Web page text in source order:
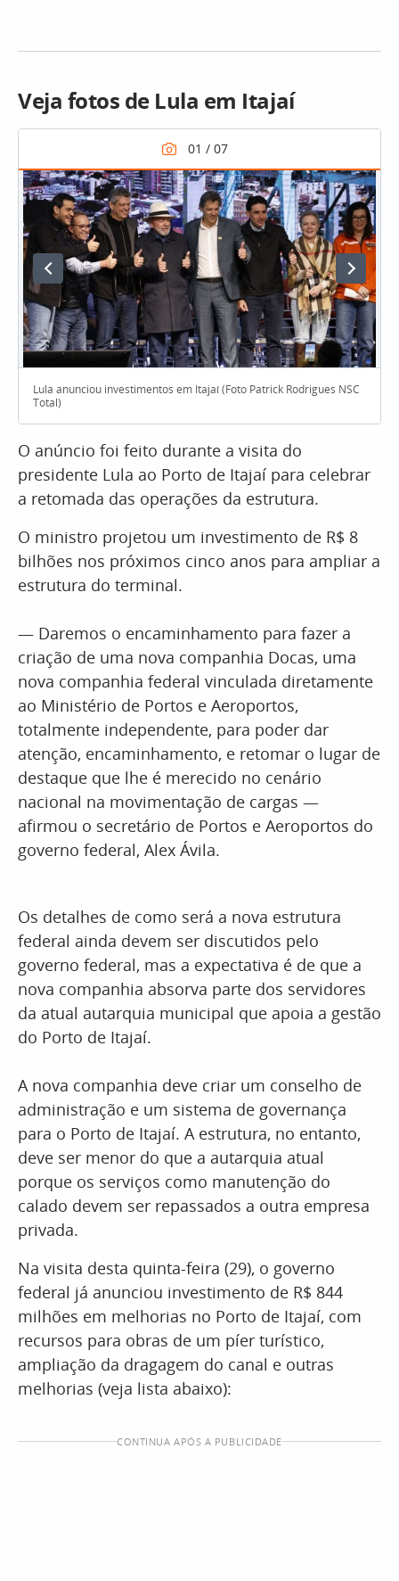
Veja fotos de Lula em Itajaí
Lula anunciou investimentos em Itajaí (Foto Patrick Rodrigues NSC
Total)
O anúncio foi feito durante a visita do
presidente Lula ao Porto de Itajaí para celebrar
a retomada das operações da estrutura.
O ministro projetou um investimento de R$ 8
bilhões nos próximos cinco anos para ampliar a
estrutura do terminal.
— Daremos o encaminhamento para fazer a
criação de uma nova companhia Docas, uma
nova companhia federal vinculada diretamente
ao Ministério de Portos e Aeroportos,
totalmente independente, para poder dar
atenção, encaminhamento, e retomar o lugar de
destaque que lhe é merecido no cenário
nacional na movimentação de cargas —
afirmou o secretário de Portos e Aeroportos do
governo federal, Alex Ávila.
Os detalhes de como será a nova estrutura
federal ainda devem ser discutidos pelo
governo federal, mas a expectativa é de que a
nova companhia absorva parte dos servidores
da atual autarquia municipal que apoia a gestão
do Porto de Itajaí.
A nova companhia deve criar um conselho de
administração e um sistema de governança
para o Porto de Itajaí. A estrutura, no entanto,
deve ser menor do que a autarquia atual
porque os serviços como manutenção do
calado devem ser repassados a outra empresa
privada.
Na visita desta quinta-feira (29), o governo
federal já anunciou investimento de R$ 844
milhões em melhorias no Porto de Itajaí, com
recursos para obras de um píer turístico,
ampliação da dragagem do canal e outras
melhorias (veja lista abaixo):
CONTINUA APÓS A PUBLICIDADE